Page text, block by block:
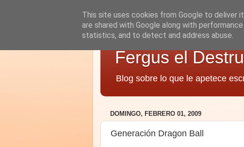
Fergus el
Blog sobre lo que le apetece
DOMINGO, FEBRERO 01, 2009
Generación Dragon Ball
This site uses cookies from Google to deliver
are shared with Google along with
statistics, and to detect and address abuse.